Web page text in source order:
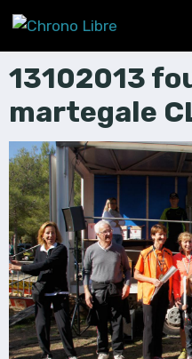
13102013
martegale